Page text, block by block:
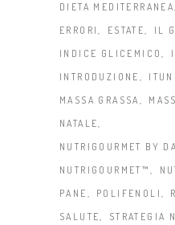
DIETA MEDITERRANEA
ERRORI
ESTATE
IL
INDICE GLICEMICO
INTRODUZIONE
MASSA GRASSA
NATALE
NUTRIGOURMET BY
NUTRIGOURMET™
PANE
POLIFENOLI
SALUTE
STRATEGIA